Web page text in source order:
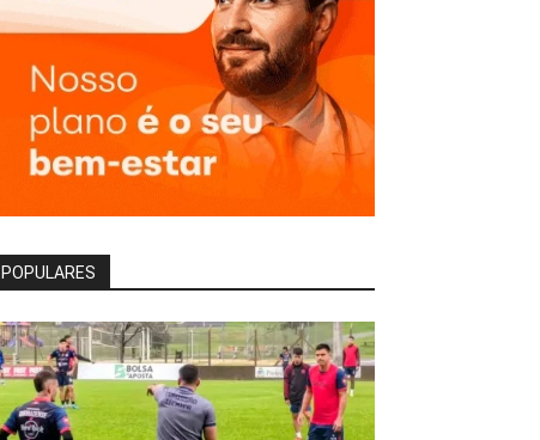
POPULARES